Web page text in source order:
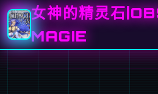
女神的精灵石
MAGIE